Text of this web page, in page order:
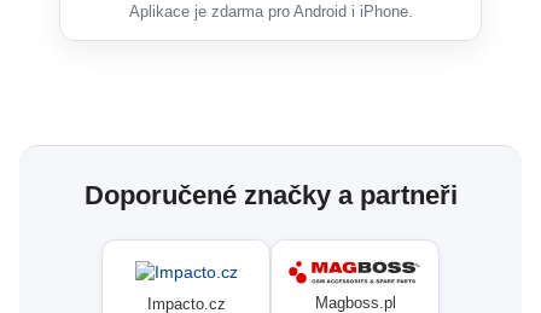
Aplikace je zdarma pro Android i iPhone.
Doporučené značky a partneři
Impacto.cz Magboss.pl